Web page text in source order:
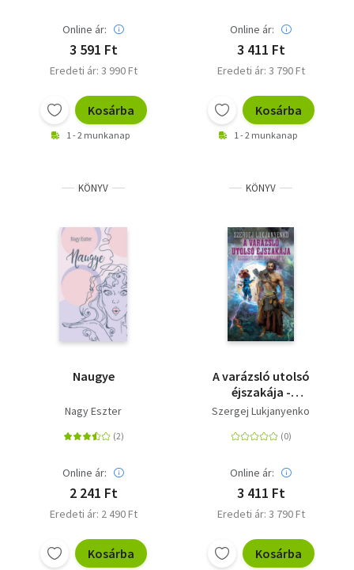
Online ár:
3 591 Ft
Eredeti ár: 3 990 Ft
Kosárba
1 - 2 munkanap
Online ár:
3 411 Ft
Eredeti ár: 3 790 Ft
Kosárba
1 - 2 munkanap
KÖNYV
Naugye
Nagy Eszter
Online ár:
2 241 Ft
Eredeti ár: 2 490 Ft
Kosárba
KÖNYV
A varázsló utolsó
éjszakája -
Összegyűjtött
Szergej Lukjanyenko
Online ár:
3 411 Ft
Eredeti ár: 3 790 Ft
Kosárba